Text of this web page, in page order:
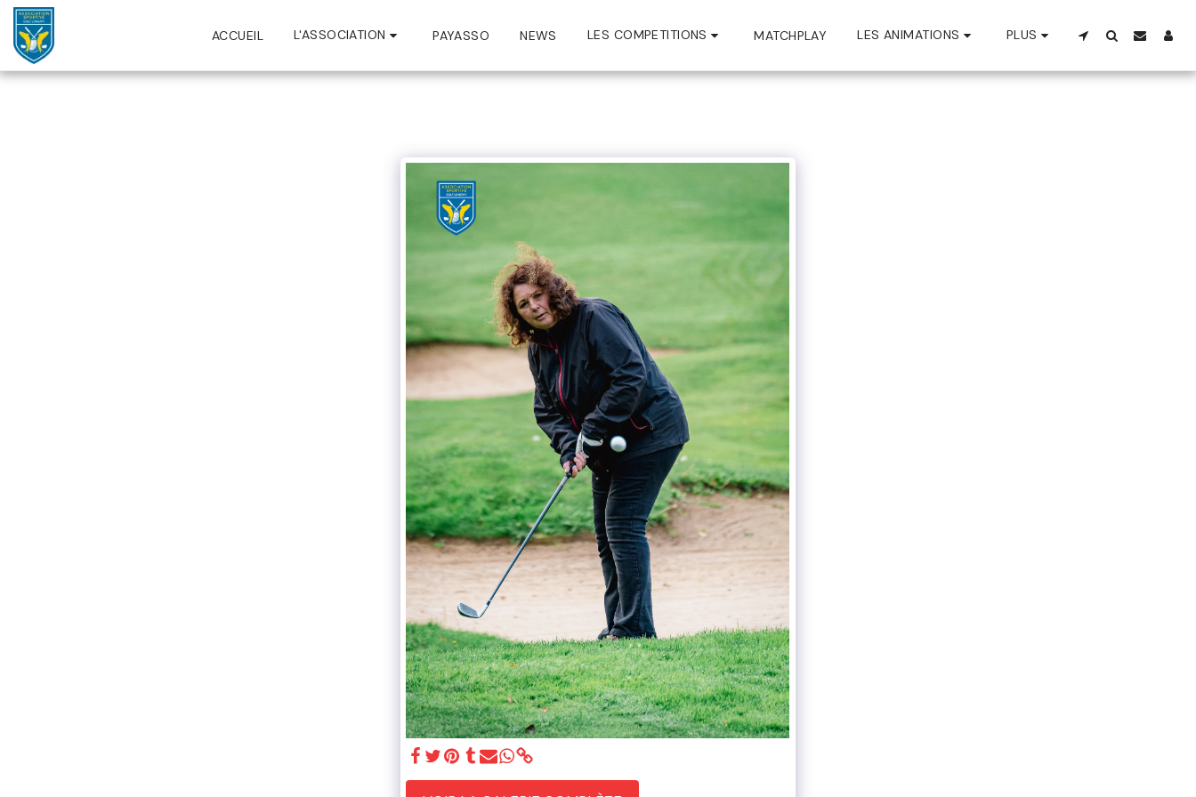
ACCUEIL L'ASSOCIATION PAYASSO NEWS LES COMPETITIONS MATCHPLAY LES ANIMATIONS PLUS